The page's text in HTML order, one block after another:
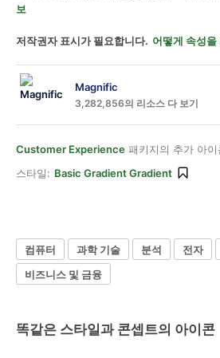
보
저작권자 표시가 필요합니다. 어떻게 속성
Magnific
3,282,856의 리소스 다 보기
Customer Experience 패키지의 추가 아이
스타일: Basic Gradient Gradient
컴퓨터 과학 기술 분석 전자
비즈니스 및 금융
똑같은 스타일과 콘셉트의 아이콘